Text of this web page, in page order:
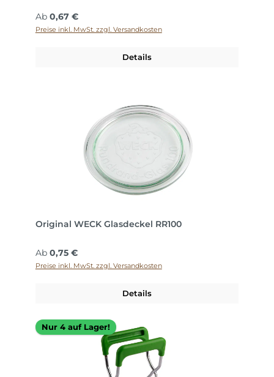
Regulärer Preis:
Ab 0,67 €
Preise inkl. MwSt. zzgl. Versandkosten
Details
Original WECK Glasdeckel RR100
Regulärer Preis:
Ab 0,75 €
Preise inkl. MwSt. zzgl. Versandkosten
Details
Nur 4 auf Lager!